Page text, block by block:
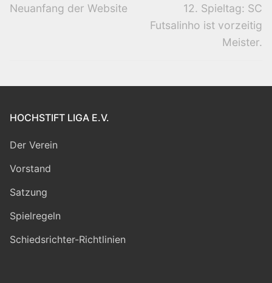
Vorheriger
Neuanfang der Website
Nächster
Beitrag:
12. Spieltag: SC
Futsalinho ist vorzeitig
Meister.
HOCHSTIFT LIGA E.V.
Der Verein
Vorstand
Satzung
Spielregeln
Schiedsrichter-Richtlinien